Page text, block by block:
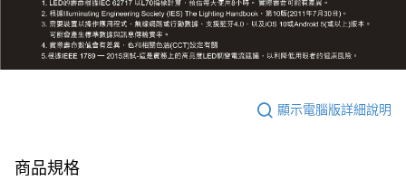
顯示電腦版詳細說明
商品規格